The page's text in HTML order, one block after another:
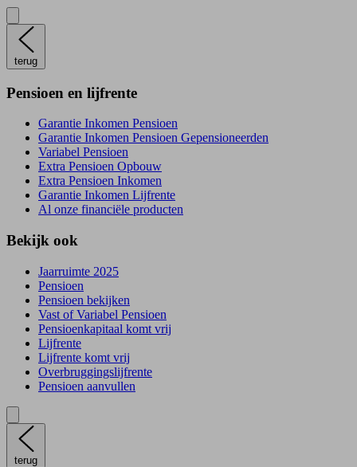
terug
Pensioen en lijfrente
Garantie Inkomen Pensioen
Garantie Inkomen Pensioen Gepensioneerden
Variabel Pensioen
Extra Pensioen Opbouw
Extra Pensioen Inkomen
Garantie Inkomen Lijfrente
Al onze financiële producten
Bekijk ook
Jaarruimte 2025
Pensioen
Pensioen bekijken
Vast of Variabel Pensioen
Pensioenkapitaal komt vrij
Lijfrente
Lijfrente komt vrij
Overbruggingslijfrente
Pensioen aanvullen
terug